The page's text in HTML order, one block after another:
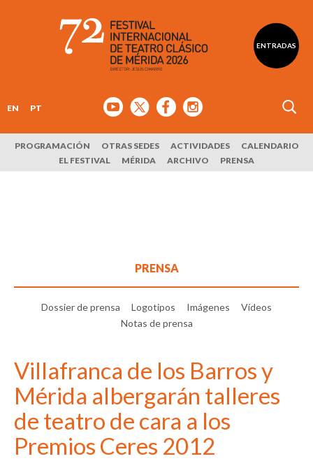
ENTRADAS
EN PT
PROGRAMACIÓN OTRAS SEDES ACTIVIDADES
CALENDARIO
EL FESTIVAL
MÉRIDA ARCHIVO PRENSA
PRENSA
Dossier de prensa Logotipos Imágenes
Vídeos
Notas de prensa
Villafranca de los Barros y
Mérida albergarán talleres
de teatro de cara a los
Premios Ceres 2012